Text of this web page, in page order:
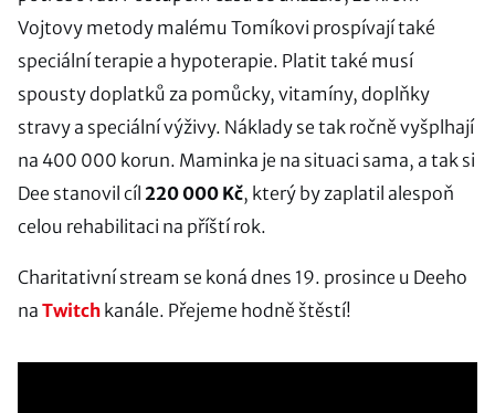
Vojtovy metody malému Tomíkovi prospívají také
speciální terapie a hypoterapie. Platit také musí
spousty doplatků za pomůcky, vitamíny, doplňky
stravy a speciální výživy. Náklady se tak ročně vyšplhají
na 400 000 korun. Maminka je na situaci sama, a tak si
Dee stanovil cíl 220 000 Kč, který by zaplatil alespoň
celou rehabilitaci na příští rok.
Charitativní stream se koná dnes 19. prosince u Deeho
na Twitch kanále. Přejeme hodně štěstí!